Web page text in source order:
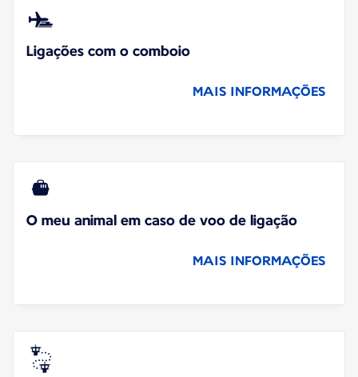
Ligações com o comboio
MAIS INFORMAÇÕES
O meu animal em caso de voo de ligação
MAIS INFORMAÇÕES